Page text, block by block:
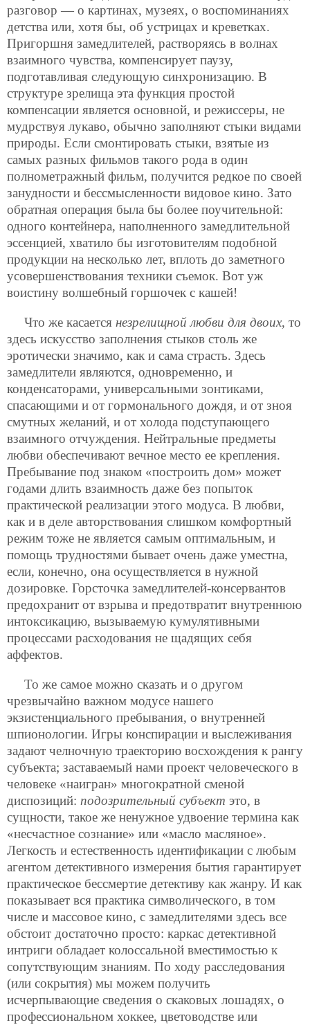
разговор — о картинах, музеях, о воспоминаниях
детства или, хотя бы, об устрицах и креветках.
Пригоршня замедлителей, растворяясь в волнах
взаимного чувства, компенсирует паузу,
подготавливая следующую синхронизацию. В
структуре зрелища эта функция простой
компенсации является основной, и режиссеры, не
мудрствуя лукаво, обычно заполняют стыки видами
природы. Если смонтировать стыки, взятые из
самых разных фильмов такого рода в один
полнометражный фильм, получится редкое по своей
занудности и бессмысленности видовое кино. Зато
обратная операция была бы более поучительной:
одного контейнера, наполненного замедлительной
эссенцией, хватило бы изготовителям подобной
продукции на несколько лет, вплоть до заметного
усовершенствования техники съемок. Вот уж
воистину волшебный горшочек с кашей!
Что же касается незрелищной любви для двоих, то
здесь искусство заполнения стыков столь же
эротически значимо, как и сама страсть. Здесь
замедлители являются, одновременно, и
конденсаторами, универсальными зонтиками,
спасающими и от гормонального дождя, и от зноя
смутных желаний, и от холода подступающего
взаимного отчуждения. Нейтральные предметы
любви обеспечивают вечное место ее крепления.
Пребывание под знаком «построить дом» может
годами длить взаимность даже без попыток
практической реализации этого модуса. В любви,
как и в деле авторствования слишком комфортный
режим тоже не является самым оптимальным, и
помощь трудностями бывает очень даже уместна,
если, конечно, она осуществляется в нужной
дозировке. Горсточка замедлителей-консервантов
предохранит от взрыва и предотвратит внутреннюю
интоксикацию, вызываемую кумулятивными
процессами расходования не щадящих себя
аффектов.
То же самое можно сказать и о другом
чрезвычайно важном модусе нашего
экзистенциального пребывания, о внутренней
шпионологии. Игры конспирации и выслеживания
задают челночную траекторию восхождения к рангу
субъекта; заставаемый нами проект человеческого в
человеке «наигран» многократной сменой
диспозиций: подозрительный субъект это, в
сущности, такое же ненужное удвоение термина как
«несчастное сознание» или «масло масляное».
Легкость и естественность идентификации с любым
агентом детективного измерения бытия гарантирует
практическое бессмертие детективу как жанру. И как
показывает вся практика символического, в том
числе и массовое кино, с замедлителями здесь все
обстоит достаточно просто: каркас детективной
интриги обладает колоссальной вместимостью к
сопутствующим знаниям. По ходу расследования
(или сокрытия) мы можем получить
исчерпывающие сведения о скаковых лошадях, о
профессиональном хоккее, цветоводстве или